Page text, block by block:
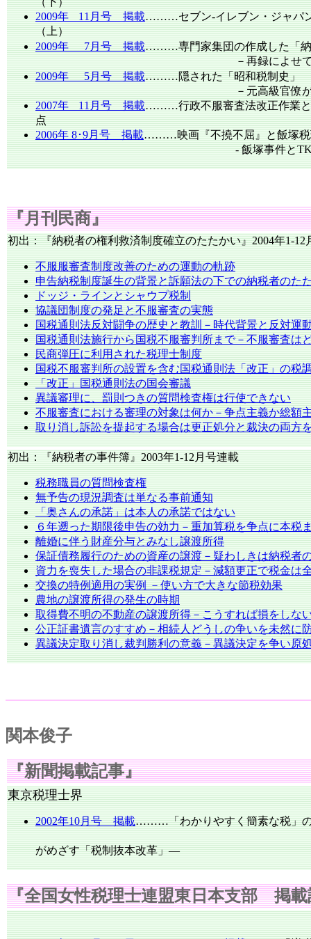
2009年
11月号 掲載………セブン-イレブン・ジャパ
（上）
2009年
7月号 掲載………専門家集団の作成した「
－再録によせて、起草者
2009年
5月号 掲載………隠された「昭和税制史」
－元高級官僚が明かす「
2007年
11月号 掲載………行政不服審査法改正作業と
点
2006年 8･9月号 掲載………映画『不撓不屈』と飯塚税
- 飯塚事件とTKC全国会
『月刊民商』
初出：『納税者の権利救済制度確立のたたかい』2004年1-12
不服服審査制度改善のための運動の軌跡
申告納税制度誕生の背景と訴願法の下での納税者のた
ドッジ・ラインとシャウプ税制
協議団制度の発足と不服審査の実態
国税通則法反対闘争の歴史と教訓－時代背景と反対運
国税通則法施行から国税不服審判所まで－不服審査は
民商弾圧に利用された税理士制度
国税不服審判所の設置を含む国税通則法「改正」の税
「改正」国税通則法の国会審議
異議審理に、罰則つきの質問検査権は行使できない
不服審査における審理の対象は何か－争点主義か総額
取り消し訴訟を提起する場合は更正処分と裁決の両方
初出：『納税者の事件簿』2003年1-12月号連載
税務職員の質問検査権
無予告の現況調査は単なる事前通知
「奥さんの承諾」は本人の承諾ではない
６年遡った期限後申告の効力－重加算税を争点に本税
離婚に伴う財産分与とみなし譲渡所得
保証債務履行のための資産の譲渡－疑わしきは納税者
資力を喪失した場合の非課税規定－減額更正で税金は
交換の特例適用の実例 －使い方で大きな節税効果
農地の譲渡所得の発生の時期
取得費不明の不動産の譲渡所得－こうすれば損をしな
公正証書遺言のすすめ－相続人どうしの争いを未然に
異議決定取り消し裁判勝利の意義－異議決定を争い原
関本俊子
『新聞掲載記事』
東京税理士界
2002年10月号 掲載………「わかりやすく簡素な税」
がめざす「税制抜本改革」―
『全国女性税理士連盟東日本支部 掲